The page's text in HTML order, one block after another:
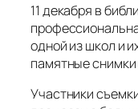
11 декабря в
одной из школ и
памятные
Участники